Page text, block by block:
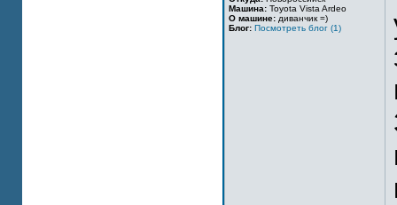
Машина: Toyota Vista Ardeo
О машине: диванчик =)
Блог: Посмотреть блог (1)